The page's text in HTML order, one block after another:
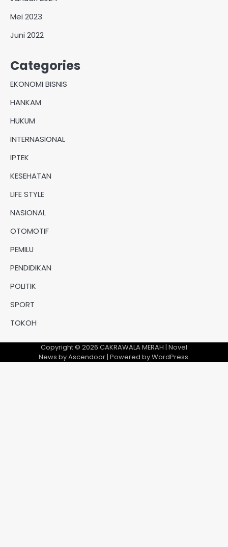
Mei 2023
Juni 2022
Categories
EKONOMI BISNIS
HANKAM
HUKUM
INTERNASIONAL
IPTEK
KESEHATAN
LIFE STYLE
NASIONAL
OTOMOTIF
PEMILU
PENDIDIKAN
POLITIK
SPORT
TOKOH
Copyright © 2026 CAKRAWALA MERAH | Novel
News byAscendoor| Powered byWordPress.